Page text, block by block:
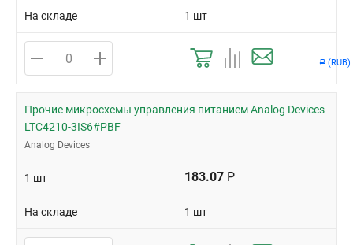
Р (RUB)
На складе 1 шт
Прочие микросхемы управления питанием Analog Devices
LTC4210-3IS6#PBF
Analog Devices
1 шт 183.07 Р
На складе 1 шт